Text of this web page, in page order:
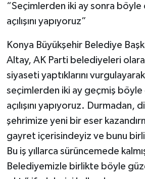
“Seçimlerden iki ay sonra böyle
açılışını yapıyoruz”
Konya Büyükşehir Belediye
Altay, AK Parti belediyeleri
siyaseti yaptıklarını
seçimlerden iki ay geçmiş
açılışını yapıyoruz. Durmadan,
şehrimize yeni bir eser
gayret içerisindeyiz ve bunu
Bu iş yıllarca sürüncemede
Belediyemizle birlikte böyle